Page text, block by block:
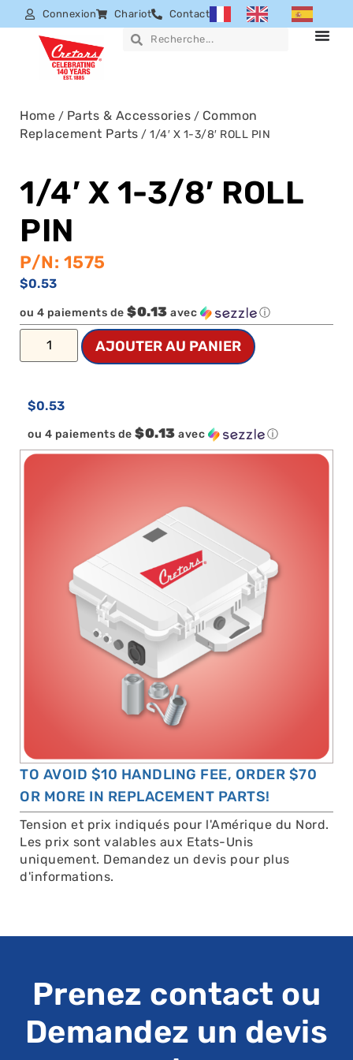
Connexion Chariot Contact
Home / Parts & Accessories / Common
Replacement Parts / 1/4′ X 1-3/8′ ROLL PIN
TO AVOID $10 HANDLING FEE, ORDER $70
OR MORE IN REPLACEMENT PARTS!
Tension et prix indiqués pour l'Amérique du Nord.
Les prix sont valables aux Etats-Unis
uniquement. Demandez un devis pour plus
d'informations.
1/4′ X 1-3/8′ ROLL
PIN
P/N: 1575
$0.53
ou 4 paiements de $0.13 avec ⓘ
AJOUTER AU PANIER
$0.53
ou 4 paiements de $0.13 avec ⓘ
Prenez contact ou
Demandez un devis